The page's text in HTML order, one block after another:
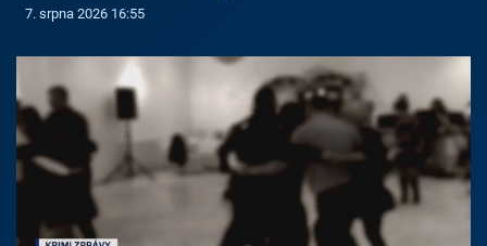
7. srpna 2026 16:55